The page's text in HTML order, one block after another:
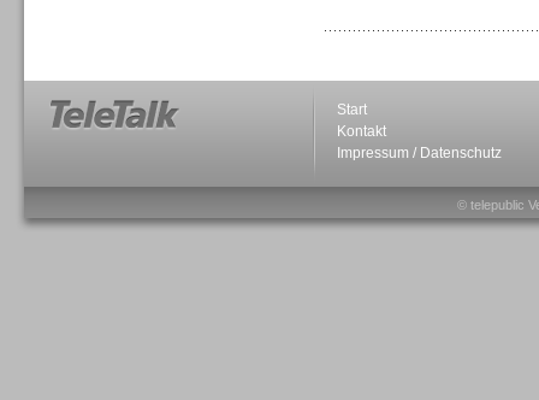
Sprachdialogsysteme u. Ki/
Start
Kontakt
Impressum / Datenschutz
© telepublic